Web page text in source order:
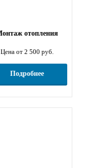
отопления
Цена от 2 500 руб.
Подробнее